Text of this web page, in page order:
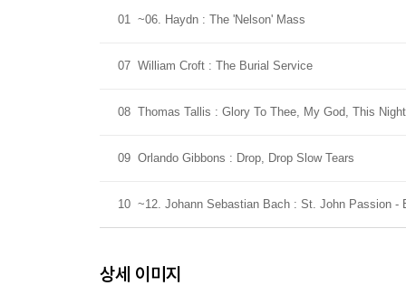
01 ~06. Haydn : The 'Nelson' Mass
07 William Croft : The Burial Service
08 Thomas Tallis : Glory To Thee, My God, This Night
09 Orlando Gibbons : Drop, Drop Slow Tears
10 ~12. Johann Sebastian Bach : St. John Passion -
상세 이미지